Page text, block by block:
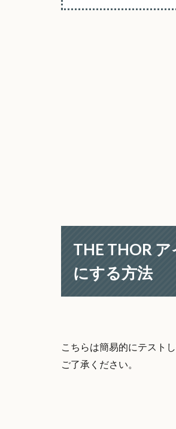
THE THOR
にする方法
こちらは簡易的にテスト
ご了承ください。